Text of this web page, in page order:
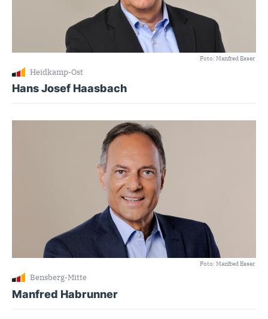
Foto: Manfred Esser
Heidkamp-Ost
Hans Josef Haasbach
Foto: Manfred Esser
Bensberg-Mitte
Manfred Habrunner